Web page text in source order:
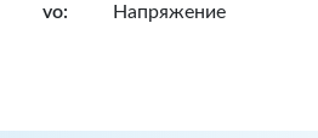
vo: Напряжение